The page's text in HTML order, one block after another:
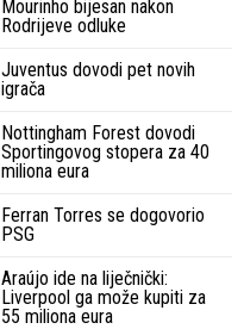
Mourinho bijesan nakon
Rodrijeve odluke
Juventus dovodi pet novih
igrača
Nottingham Forest dovodi
Sportingovog stopera za 40
miliona eura
Ferran Torres se dogovorio
PSG
Araújo ide na liječnički:
Liverpool ga može kupiti za
55 miliona eura